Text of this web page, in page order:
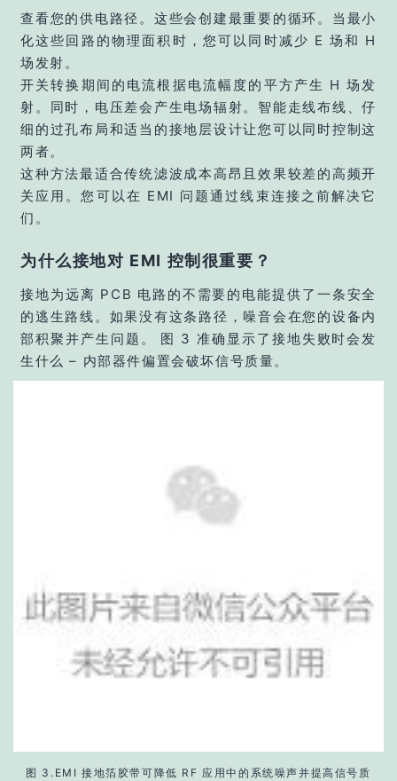
查看您的供电路径。这些会创建最重要的循环。当最小
化这些回路的物理面积时，您可以同时减少 E 场和 H
场发射。
开关转换期间的电流根据电流幅度的平方产生 H 场发
射。同时，电压差会产生电场辐射。智能走线布线、仔
细的过孔布局和适当的接地层设计让您可以同时控制这
两者。
这种方法最适合传统滤波成本高昂且效果较差的高频开
关应用。您可以在 EMI 问题通过线束连接之前解决它
们。
为什么接地对 EMI 控制很重要？
接地为远离 PCB 电路的不需要的电能提供了一条安全
的逃生路线。如果没有这条路径，噪音会在您的设备内
部积聚并产生问题。 图 3 准确显示了接地失败时会发
生什么 – 内部器件偏置会破坏信号质量。
图 3.EMI 接地箔胶带可降低 RF 应用中的系统噪声并提高信号质